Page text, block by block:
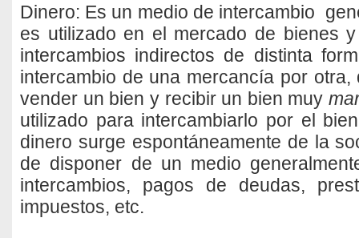
Dinero: Es un medio de intercambio
es utilizado en el mercado de bienes
intercambios indirectos de distinta
intercambio de una mercancía por
vender un bien y recibir un bien muy
utilizado para intercambiarlo por el
dinero surge espontáneamente de la
de disponer de un medio
intercambios, pagos de deudas,
impuestos, etc.